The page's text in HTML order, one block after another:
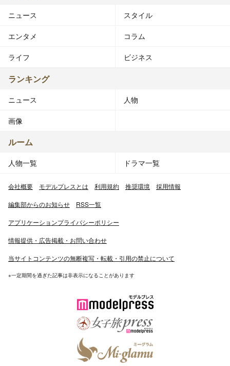
ニュース スタイル
エンタメ コラム
ライフ ビジネス
ランキング
ニュース 人物
画像
ルーム
人物一覧 ドラマ一覧
会社概要 モデルプレスとは 利用規約 推奨環境 採用情報
編集部からのお知らせ RSS一覧
アプリケーションプライバシーポリシー
情報提供・広告掲載・お問い合わせ
当サイトコンテンツの無断複写・転載・引用の禁止について
※一定期間を過ぎた記事は非表示になることがあります